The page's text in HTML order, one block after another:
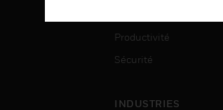
Productivité
Sécurité
INDUSTRIES